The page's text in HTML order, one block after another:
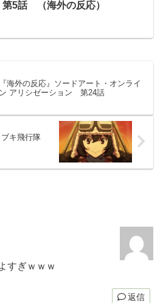
5話 （海外の反応）
『海外の反応』ソードアート・オンライ
ン アリシゼーション 第24話
ブキ飛行隊
すぎｗｗｗ
返信